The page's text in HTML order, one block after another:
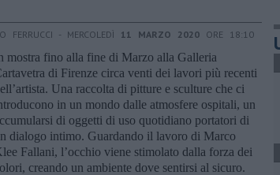
FERRUCCI - MERCOLEDÌ 11 MARZO 2020 ORE 18:10
mostra fino alla fine di Marzo alla Galleria
di Firenze circa venti dei lavori più recenti
Una raccolta di pitture e sculture che ci
in un mondo dalle atmosfere ospitali, un
di oggetti di uso quotidiano portatori di
dialogo intimo. Guardando il lavoro di Marco
Fallani, l’occhio viene stimolato dalla forza dei
creando un ambiente dove sentirsi al sicuro.